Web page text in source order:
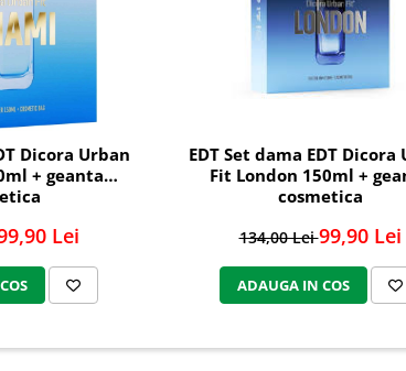
Dicora Urban
+ geanta
Lei
EDT Set dama EDT Dicora
Fit London 150ml +
cosmetica
134,00 Lei99,90 Lei
ADAUGA IN COS